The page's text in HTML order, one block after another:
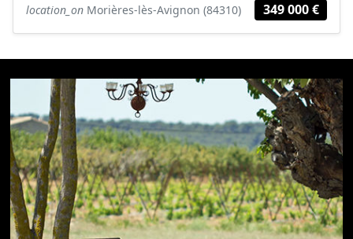
location_on Morières-lès-Avignon (84310) 349 000 €